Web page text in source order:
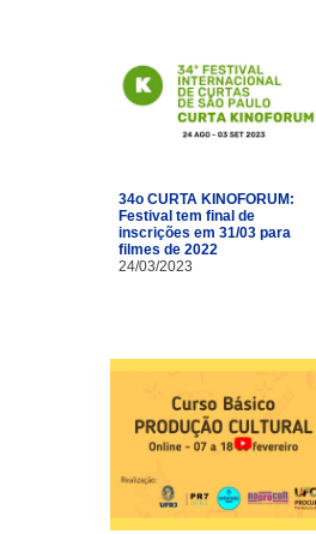
34o CURTA KINOFORUM:
Festival tem final de
inscrições em 31/03 para
filmes de 2022
24/03/2023